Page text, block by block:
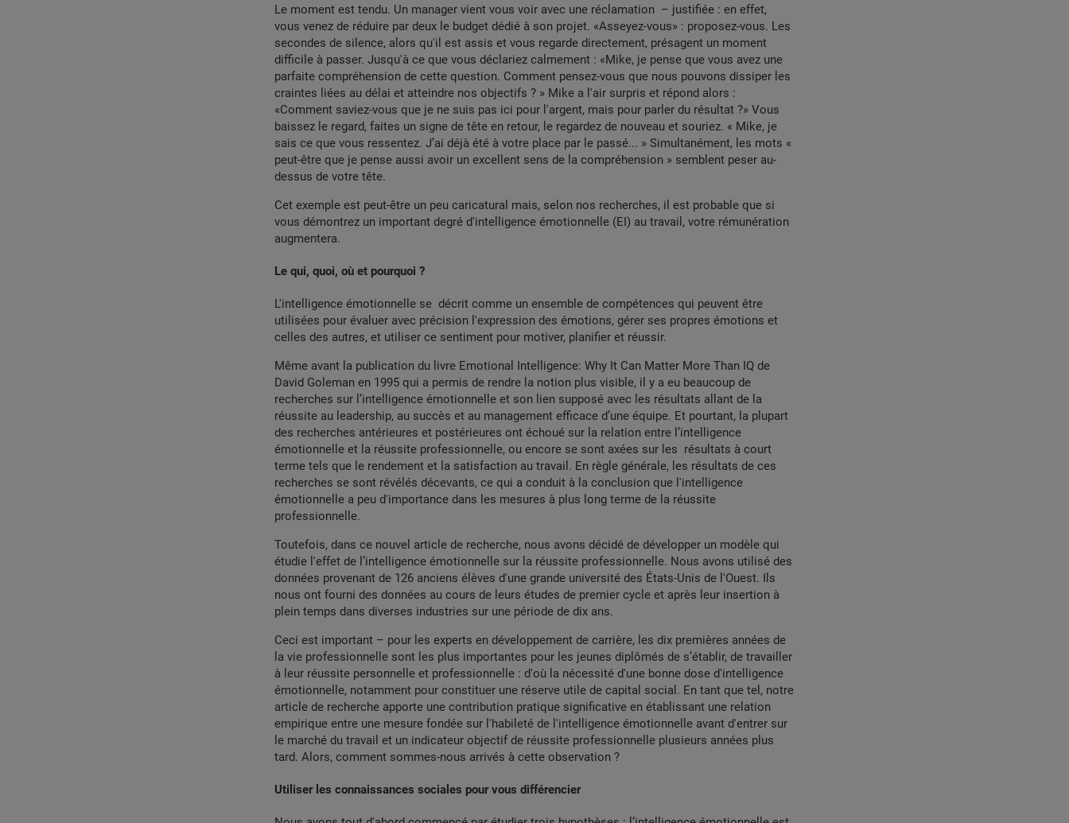
Le moment est tendu. Un manager vient vous voir avec une réclamation – justifiée : en effet,
vous venez de réduire par deux le budget dédié à son projet. «Asseyez-vous» : proposez-vous. Les
secondes de silence, alors qu'il est assis et vous regarde directement, présagent un moment
difficile à passer. Jusqu'à ce que vous déclariez calmement : «Mike, je pense que vous avez une
parfaite compréhension de cette question. Comment pensez-vous que nous pouvons dissiper les
craintes liées au délai et atteindre nos objectifs ? » Mike a l'air surpris et répond alors :
«Comment saviez-vous que je ne suis pas ici pour l'argent, mais pour parler du résultat ?» Vous
baissez le regard, faites un signe de tête en retour, le regardez de nouveau et souriez. « Mike, je
sais ce que vous ressentez. J’ai déjà été à votre place par le passé... » Simultanément, les mots «
peut-être que je pense aussi avoir un excellent sens de la compréhension » semblent peser au-
dessus de votre tête.
Cet exemple est peut-être un peu caricatural mais, selon nos recherches, il est probable que si
vous démontrez un important degré d'intelligence émotionnelle (EI) au travail, votre rémunération
augmentera.
Le qui, quoi, où et pourquoi ?
L'intelligence émotionnelle se décrit comme un ensemble de compétences qui peuvent être
utilisées pour évaluer avec précision l'expression des émotions, gérer ses propres émotions et
celles des autres, et utiliser ce sentiment pour motiver, planifier et réussir.
Même avant la publication du livre Emotional Intelligence: Why It Can Matter More Than IQ de
David Goleman en 1995 qui a permis de rendre la notion plus visible, il y a eu beaucoup de
recherches sur l’intelligence émotionnelle et son lien supposé avec les résultats allant de la
réussite au leadership, au succès et au management efficace d’une équipe. Et pourtant, la plupart
des recherches antérieures et postérieures ont échoué sur la relation entre l’intelligence
émotionnelle et la réussite professionnelle, ou encore se sont axées sur les résultats à court
terme tels que le rendement et la satisfaction au travail. En règle générale, les résultats de ces
recherches se sont révélés décevants, ce qui a conduit à la conclusion que l'intelligence
émotionnelle a peu d'importance dans les mesures à plus long terme de la réussite
professionnelle.
Toutefois, dans ce nouvel article de recherche, nous avons décidé de développer un modèle qui
étudie l'effet de l’intelligence émotionnelle sur la réussite professionnelle. Nous avons utilisé des
données provenant de 126 anciens élèves d'une grande université des États-Unis de l'Ouest. Ils
nous ont fourni des données au cours de leurs études de premier cycle et après leur insertion à
plein temps dans diverses industries sur une période de dix ans.
Ceci est important – pour les experts en développement de carrière, les dix premières années de
la vie professionnelle sont les plus importantes pour les jeunes diplômés de s’établir, de travailler
à leur réussite personnelle et professionnelle : d'où la nécessité d'une bonne dose d'intelligence
émotionnelle, notamment pour constituer une réserve utile de capital social. En tant que tel, notre
article de recherche apporte une contribution pratique significative en établissant une relation
empirique entre une mesure fondée sur l'habileté de l'intelligence émotionnelle avant d'entrer sur
le marché du travail et un indicateur objectif de réussite professionnelle plusieurs années plus
tard. Alors, comment sommes-nous arrivés à cette observation ?
Utiliser les connaissances sociales pour vous différencier